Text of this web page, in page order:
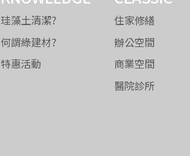
珪藻土清潔?
何謂綠建材?
特惠活動
住家修繕
辦公空間
商業空間
醫院診所